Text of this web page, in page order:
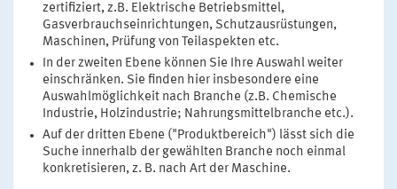
zertifiziert, z.B. Elektrische Betriebsmittel,
Gasverbrauchseinrichtungen, Schutzausrüstungen,
Maschinen, Prüfung von Teilaspekten etc.
In der zweiten Ebene können Sie Ihre Auswahl weiter
einschränken. Sie finden hier insbesondere eine
Auswahlmöglichkeit nach Branche (z.B. Chemische
Industrie, Holzindustrie; Nahrungsmittelbranche etc.).
Auf der dritten Ebene ("Produktbereich") lässt sich die
Suche innerhalb der gewählten Branche noch einmal
konkretisieren, z. B. nach Art der Maschine.